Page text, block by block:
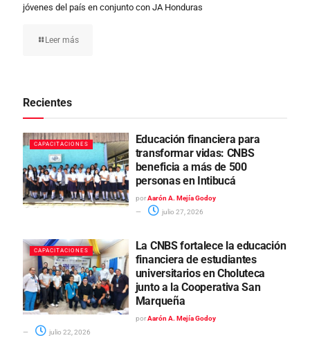
jóvenes del país en conjunto con JA Honduras
Leer más
Recientes
CAPACITACIONES
Educación financiera para
transformar vidas: CNBS
beneficia a más de 500
personas en Intibucá
por Aarón A. Mejía Godoy
julio 27, 2026
CAPACITACIONES
La CNBS fortalece la educación
financiera de estudiantes
universitarios en Choluteca
junto a la Cooperativa San
Marqueña
por Aarón A. Mejía Godoy
julio 22, 2026